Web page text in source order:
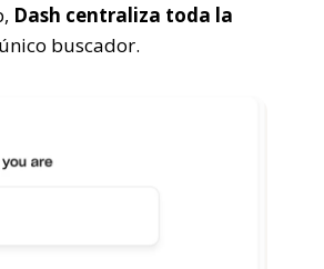
Dash centraliza toda la
buscador.